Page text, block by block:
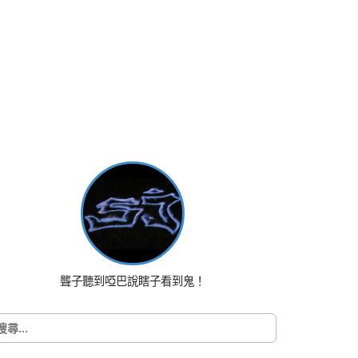
聾子聽到啞巴說瞎子看到鬼！